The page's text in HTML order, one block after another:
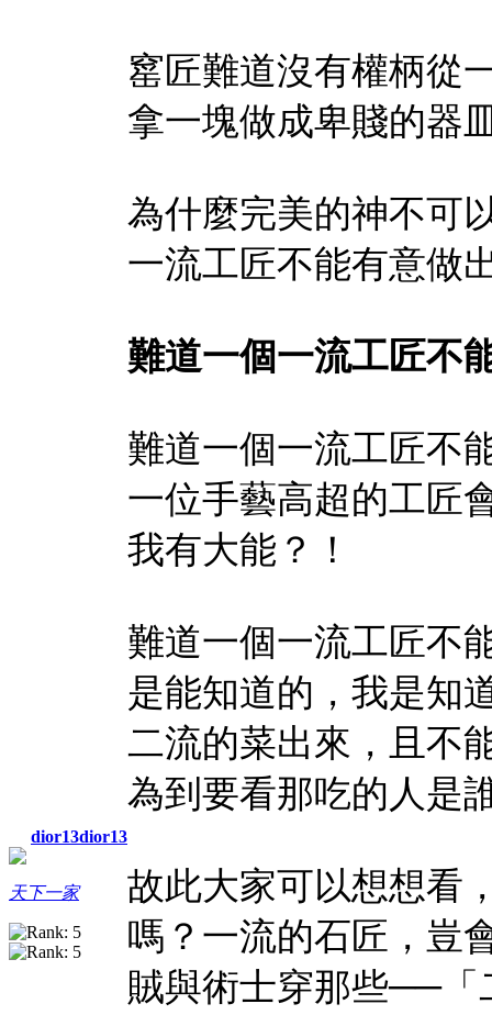
dior13dior13
天下一家
窰匠難道沒有權柄從
拿一塊做成卑賤的器
為什麼完美的神不可
一流工匠不能有意做
難道一個一流工匠不
難道一個一流工匠不
一位手藝高超的工匠
我有大能？！
難道一個一流工匠不
是能知道的，我是知
二流的菜出來，且不
為到要看那吃的人是
故此大家可以想想看
嗎？一流的石匠，豈
賊與術士穿那些──「